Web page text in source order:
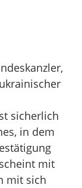
sicherlich
in dem
mit
mit sich